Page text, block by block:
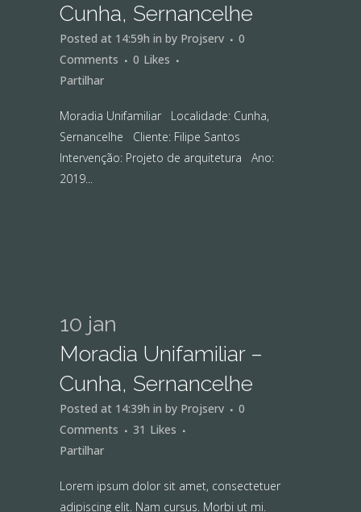
Cunha, Sernancelhe
Posted at 14:59h in by Projserv
0
Comments
0 Likes
Partilhar
Moradia Unifamiliar Localidade: Cunha,
Sernancelhe Cliente: Filipe Santos
Intervenção: Projeto de arquitetura Ano:
2019...
10 jan
Moradia Unifamiliar –
Cunha, Sernancelhe
Posted at 14:39h in by Projserv
0
Comments
31 Likes
Partilhar
Lorem ipsum dolor sit amet, consectetuer
adipiscing elit. Nam cursus. Morbi ut mi.